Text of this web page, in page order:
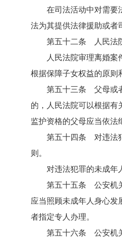
在司法活动中对需要法
法为其提供法律援助或者
第五十二条 人民法院
人民法院审理离婚案件
根据保障子女权益的原则
第五十三条 父母或者
的，人民法院可以根据
监护资格的父母应当依法
第五十四条 对违法犯
则。
对违法犯罪的未成年
第五十五条 公安机关
应当照顾未成年人身心
者指定专人办理。
第五十六条 公安机关